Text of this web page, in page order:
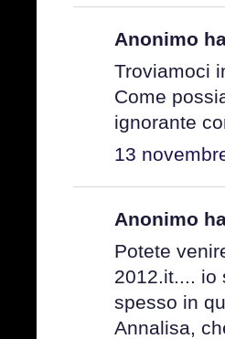
Anonimo
Troviamoci
Come
ignorante
13
Anonimo
Potete
2012.it.... io
spesso in
Annalisa,